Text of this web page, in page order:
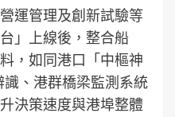
運管理及創新試驗等
」上線後，整合船
，如同港口「中樞神
、港群橋梁監測系統
決策速度與港埠整體